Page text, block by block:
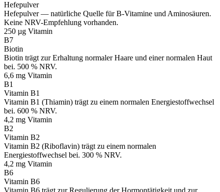
Hefepulver
Hefepulver — natürliche Quelle für B-Vitamine und Aminosäuren.
Keine NRV-Empfehlung vorhanden.
250 µg Vitamin
B7
Biotin
Biotin trägt zur Erhaltung normaler Haare und einer normalen Haut
bei. 500 % NRV.
6,6 mg Vitamin
B1
Vitamin B1
Vitamin B1 (Thiamin) trägt zu einem normalen Energiestoffwechsel
bei. 600 % NRV.
4,2 mg Vitamin
B2
Vitamin B2
Vitamin B2 (Riboflavin) trägt zu einem normalen
Energiestoffwechsel bei. 300 % NRV.
4,2 mg Vitamin
B6
Vitamin B6
Vitamin B6 trägt zur Regulierung der Hormontätigkeit und zur